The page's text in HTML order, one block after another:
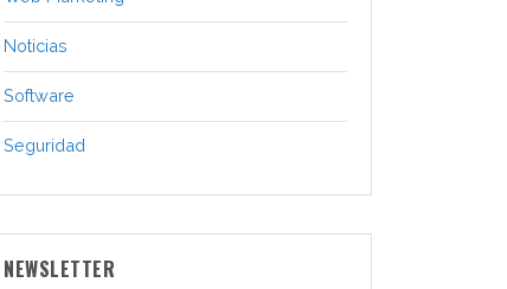
Noticias
Software
Seguridad
NEWSLETTER